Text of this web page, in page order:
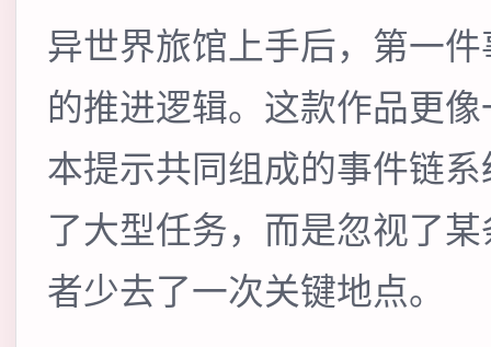
异世界旅馆上手后，第一
的推进逻辑。这款作品更
本提示共同组成的事件链
了大型任务，而是忽视了
者少去了一次关键地点。